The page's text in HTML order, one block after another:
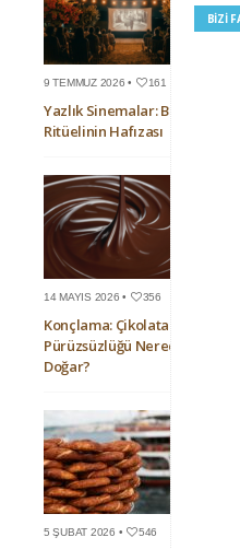
9 TEMMUZ 2026 • 161
Yazlık Sinemalar: Bir Yaz
Ritüelinin Hafızası
14 MAYIS 2026 • 356
Konçlama: Çikolatanın
Pürüzsüzlüğü Nerede
Doğar?
5 ŞUBAT 2026 • 546
BIZI